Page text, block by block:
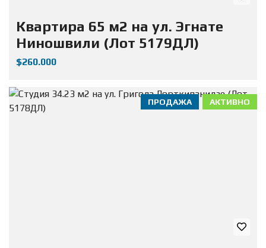
Квартира 65 м2 на ул. Эгнате
Ниношвили (Лот 5179ДЛ)
$260.000
АКТИВНО
ПРОДАЖА